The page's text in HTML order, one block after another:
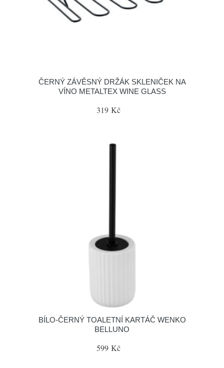
ČERNÝ ZÁVĚSNÝ DRŽÁK SKLENIČEK NA
VÍNO METALTEX WINE GLASS
319 Kč
BÍLO-ČERNÝ TOALETNÍ KARTÁČ WENKO
BELLUNO
599 Kč